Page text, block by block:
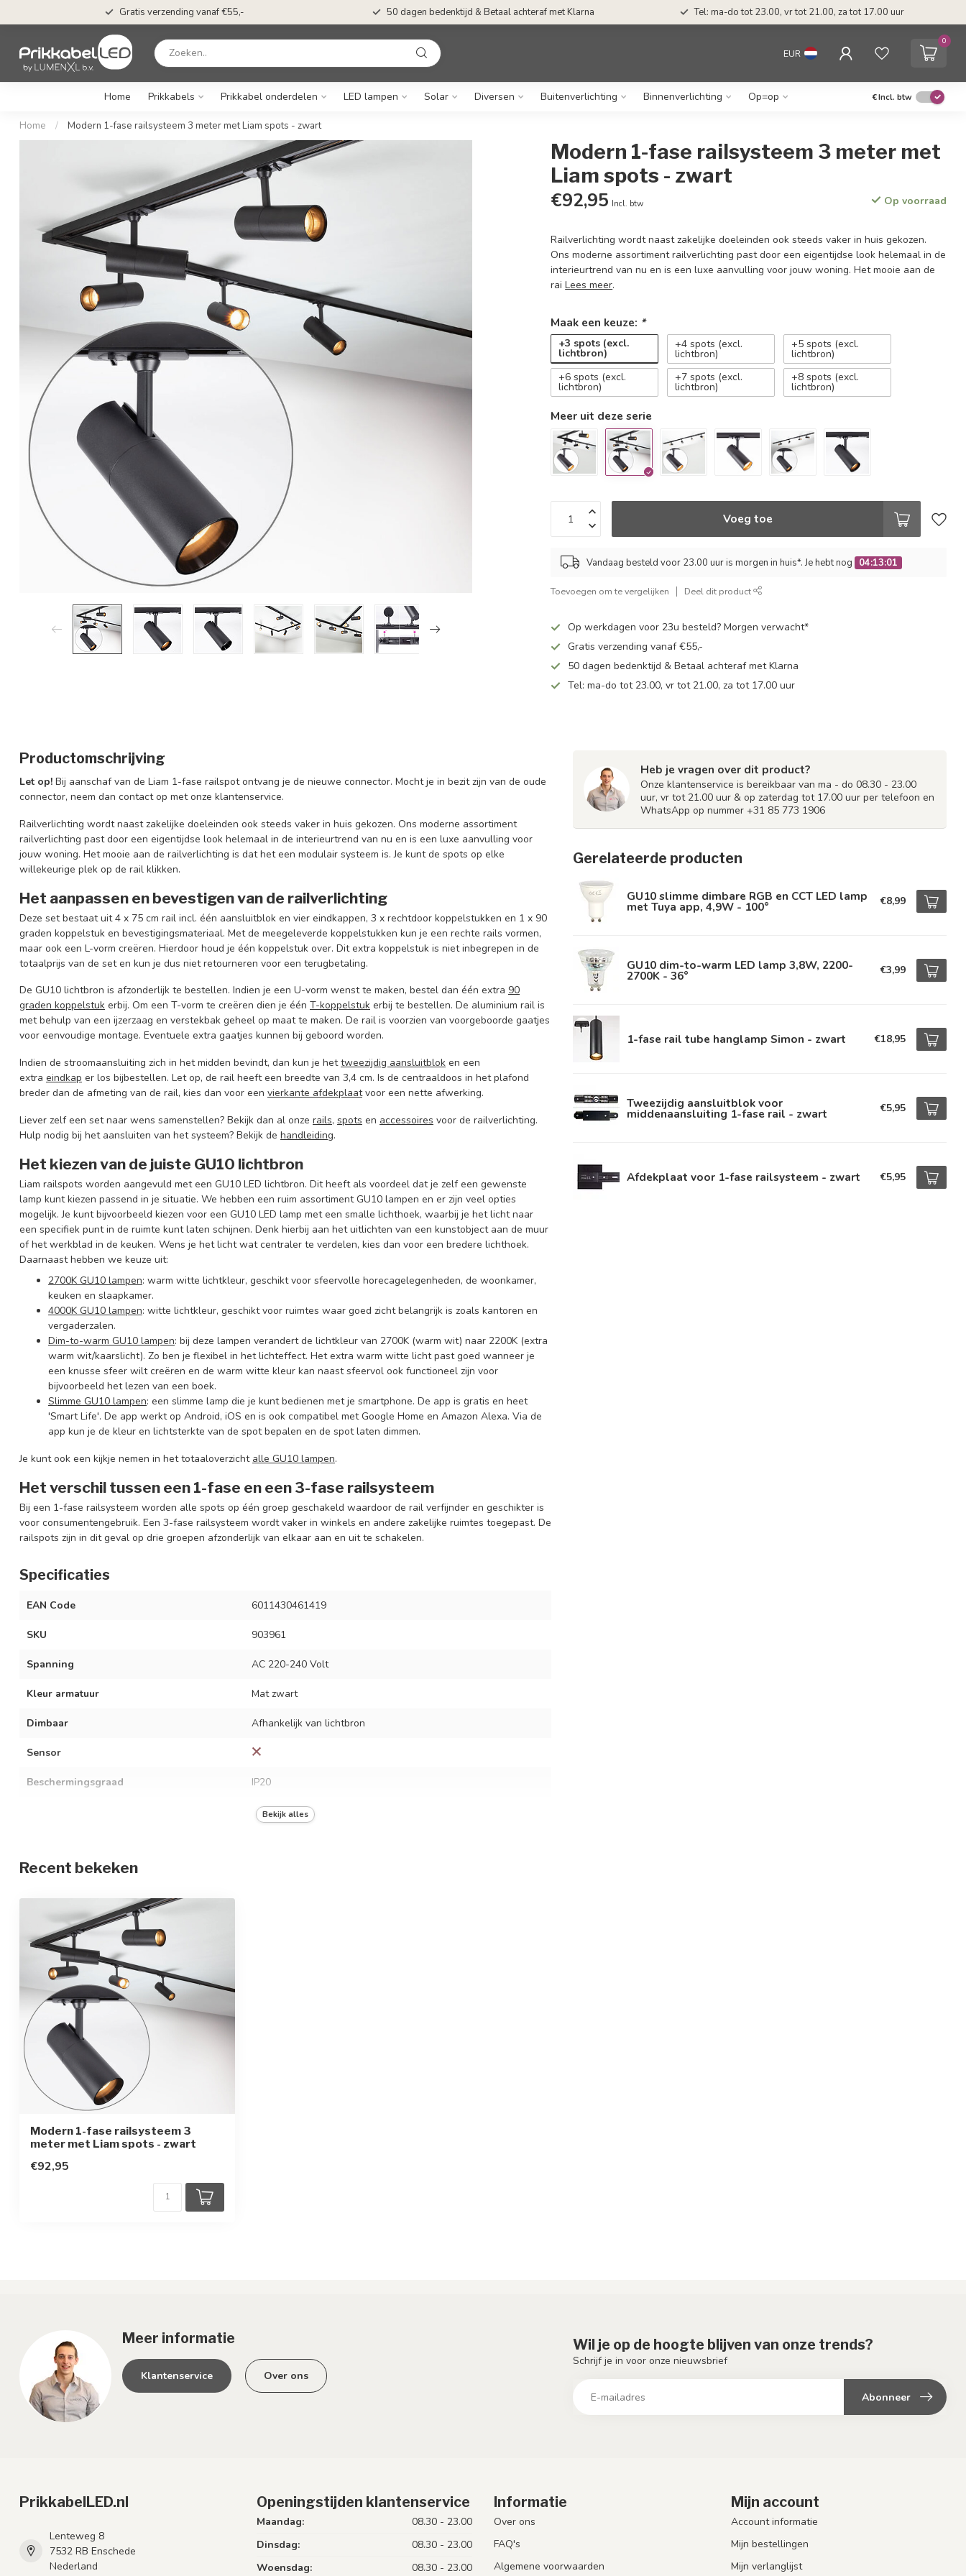
Gratis verzending vanaf €55,- 50 dagen bedenktijd & Betaal achteraf met Klarna Tel: ma-do tot 23.00, vr tot 21.00, za tot 17.00 uur
EUR
0
Home Prikkabels Prikkabel onderdelen LED lampen Solar Diversen Buitenverlichting Binnenverlichting Op=op €Incl. btw
Home / Modern 1-fase railsysteem 3 meter met Liam spots - zwart
Modern 1-fase railsysteem 3 meter met
Liam spots - zwart
€92,95 Incl. btw Op voorraad
Railverlichting wordt naast zakelijke doeleinden ook steeds vaker in huis gekozen.
Ons moderne assortiment railverlichting past door een eigentijdse look helemaal in de
interieurtrend van nu en is een luxe aanvulling voor jouw woning. Het mooie aan de
raiLees meer.
Maak een keuze: *
+3 spots (excl.
lichtbron)
+4 spots (excl.
lichtbron)
+5 spots (excl.
lichtbron)
+6 spots (excl.
lichtbron)
+7 spots (excl.
lichtbron)
+8 spots (excl.
lichtbron)
Meer uit deze serie
Voeg toe
Vandaag besteld voor 23.00 uur is morgen in huis*. Je hebt nog 04:13:01
Toevoegen om te vergelijken Deel dit product
Op werkdagen voor 23u besteld? Morgen verwacht*
Gratis verzending vanaf €55,-
50 dagen bedenktijd & Betaal achteraf met Klarna
Tel: ma-do tot 23.00, vr tot 21.00, za tot 17.00 uur
Productomschrijving
Let op! Bij aanschaf van de Liam 1-fase railspot ontvang je de nieuwe connector. Mocht je in bezit zijn van de oude
connector, neem dan contact op met onze klantenservice.
Railverlichting wordt naast zakelijke doeleinden ook steeds vaker in huis gekozen. Ons moderne assortiment
railverlichting past door een eigentijdse look helemaal in de interieurtrend van nu en is een luxe aanvulling voor
jouw woning. Het mooie aan de railverlichting is dat het een modulair systeem is. Je kunt de spots op elke
willekeurige plek op de rail klikken.
Het aanpassen en bevestigen van de railverlichting
Deze set bestaat uit 4 x 75 cm rail incl. één aansluitblok en vier eindkappen, 3 x rechtdoor koppelstukken en 1 x 90
graden koppelstuk en bevestigingsmateriaal. Met de meegeleverde koppelstukken kun je een rechte rails vormen,
maar ook een L-vorm creëren. Hierdoor houd je één koppelstuk over. Dit extra koppelstuk is niet inbegrepen in de
totaalprijs van de set en kun je dus niet retourneren voor een terugbetaling.
De GU10 lichtbron is afzonderlijk te bestellen. Indien je een U-vorm wenst te maken, bestel dan één extra 90
graden koppelstuk erbij. Om een T-vorm te creëren dien je één T-koppelstuk erbij te bestellen. De aluminium rail is
met behulp van een ijzerzaag en verstekbak geheel op maat te maken. De rail is voorzien van voorgeboorde gaatjes
voor eenvoudige montage. Eventuele extra gaatjes kunnen bij geboord worden.
Indien de stroomaansluiting zich in het midden bevindt, dan kun je hettweezijdig aansluitblok en een
extra eindkap er los bijbestellen. Let op, de rail heeft een breedte van 3,4 cm. Is de centraaldoos in het plafond
breder dan de afmeting van de rail, kies dan voor een vierkante afdekplaatvoor een nette afwerking.
Liever zelf een set naar wens samenstellen? Bekijk dan al onze rails, spots en accessoires voor de railverlichting.
Hulp nodig bij het aansluiten van het systeem? Bekijk de handleiding.
Het kiezen van de juiste GU10 lichtbron
Liam railspots worden aangevuld met een GU10 LED lichtbron. Dit heeft als voordeel dat je zelf een gewenste
lamp kunt kiezen passend in je situatie. We hebben een ruim assortiment GU10 lampen en er zijn veel opties
mogelijk. Je kunt bijvoorbeeld kiezen voor een GU10 LED lamp met een smalle lichthoek, waarbij je het licht naar
een specifiek punt in de ruimte kunt laten schijnen. Denk hierbij aan het uitlichten van een kunstobject aan de muur
of het werkblad in de keuken. Wens je het licht wat centraler te verdelen, kies dan voor een bredere lichthoek.
Daarnaast hebben we keuze uit:
2700K GU10 lampen: warm witte lichtkleur, geschikt voor sfeervolle horecagelegenheden, de woonkamer,
keuken en slaapkamer.
4000K GU10 lampen: witte lichtkleur, geschikt voor ruimtes waar goed zicht belangrijk is zoals kantoren en
vergaderzalen.
Dim-to-warm GU10 lampen: bij deze lampen verandert de lichtkleur van 2700K (warm wit) naar 2200K (extra
warm wit/kaarslicht). Zo ben je flexibel in het lichteffect. Het extra warm witte licht past goed wanneer je
een knusse sfeer wilt creëren en de warm witte kleur kan naast sfeervol ook functioneel zijn voor
bijvoorbeeld het lezen van een boek.
Slimme GU10 lampen: een slimme lamp die je kunt bedienen met je smartphone. De app is gratis en heet
'Smart Life'. De app werkt op Android, iOS en is ook compatibel met Google Home en Amazon Alexa. Via de
app kun je de kleur en lichtsterkte van de spot bepalen en de spot laten dimmen.
Je kunt ook een kijkje nemen in het totaaloverzicht alle GU10 lampen.
Het verschil tussen een 1-fase en een 3-fase railsysteem
Bij een 1-fase railsysteem worden alle spots op één groep geschakeld waardoor de rail verfijnder en geschikter is
voor consumentengebruik. Een 3-fase railsysteem wordt vaker in winkels en andere zakelijke ruimtes toegepast. De
railspots zijn in dit geval op drie groepen afzonderlijk van elkaar aan en uit te schakelen.
Specificaties
EAN Code 6011430461419
SKU 903961
Spanning AC 220-240 Volt
Kleur armatuur Mat zwart
Dimbaar Afhankelijk van lichtbron
Sensor
Beschermingsgraad IP20
Aluminium
Wattage
Bekijk alles
Heb je vragen over dit product?
Onze klantenservice is bereikbaar van ma - do 08.30 - 23.00
uur, vr tot 21.00 uur & op zaterdag tot 17.00 uur per telefoon en
WhatsApp op nummer +31 85 773 1906
Gerelateerde producten
GU10 slimme dimbare RGB en CCT LED lamp
met Tuya app, 4,9W - 100° €8,99
GU10 dim-to-warm LED lamp 3,8W, 2200-
2700K - 36° €3,99
1-fase rail tube hanglamp Simon - zwart €18,95
Tweezijdig aansluitblok voor
middenaansluiting 1-fase rail - zwart €5,95
Afdekplaat voor 1-fase railsysteem - zwart €5,95
Recent bekeken
Modern 1-fase railsysteem 3
meter met Liam spots - zwart
€92,95
Meer informatie
Klantenservice Over ons
Wil je op de hoogte blijven van onze trends?
Schrijf je in voor onze nieuwsbrief
Abonneer
PrikkabelLED.nl
Lenteweg 8
7532 RB Enschede
Nederland
Openingstijden klantenservice
Maandag:
08.30 - 23.00
Dinsdag:
08.30 - 23.00
Woensdag:
08.30 - 23.00
Informatie
Over ons
FAQ's
Algemene voorwaarden
Mijn account
Account informatie
Mijn bestellingen
Mijn verlanglijst